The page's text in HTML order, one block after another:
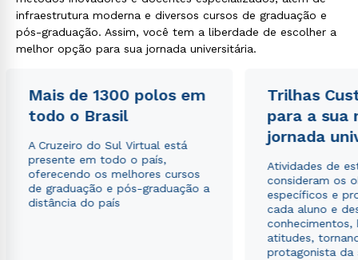
infraestrutura moderna e diversos cursos de graduação e
pós-graduação. Assim, você tem a liberdade de escolher a
melhor opção para sua jornada universitária.
Mais de 1300 polos em
todo o Brasil
A Cruzeiro do Sul Virtual está
presente em todo o país,
oferecendo os melhores cursos
de graduação e pós-graduação a
distância do país
Trilhas
para a sua
jornada
Atividades de
consideram os
específicos e
cada aluno e
conhecimentos,
atitudes,
protagonista da
ou
Política de Privacidade.e
autorizo que meus dados sejam utilizados para o